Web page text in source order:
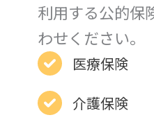
利用する公的保
わせください。
医療保険
介護保険